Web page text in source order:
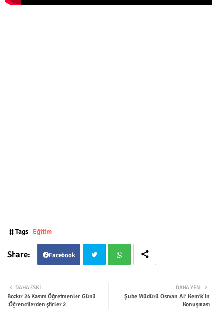
Tags Eğitim
Facebook
ter tsap
DAHA YENI
Şube Müdürü Osman Ali Kemik'in
Konuşması
DAHA ESKI
Bozkır 24 Kasım Öğretmenler Günü
:Öğrencilerden şiirler 2